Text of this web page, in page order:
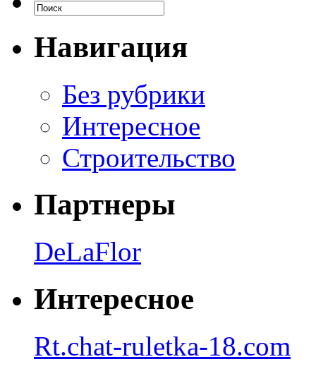
Навигация
Без рубрики
Интересное
Строительство
Партнеры
DeLaFlor
Интересное
Rt.chat-ruletka-18.com